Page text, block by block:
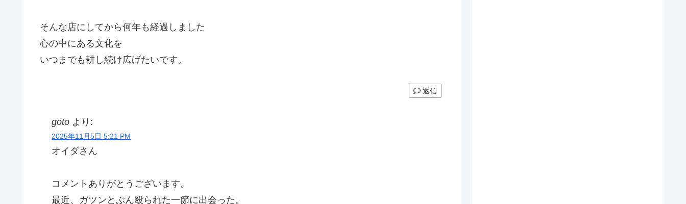
そんな店にしてから何年も経過しました
心の中にある文化を
いつまでも耕し続け広げたいです。
返信
goto より:
2025年11月5日 5:21 PM
オイダさん
コメントありがとうございます。
最近、ガツンとぶん殴られた一節に出会った。